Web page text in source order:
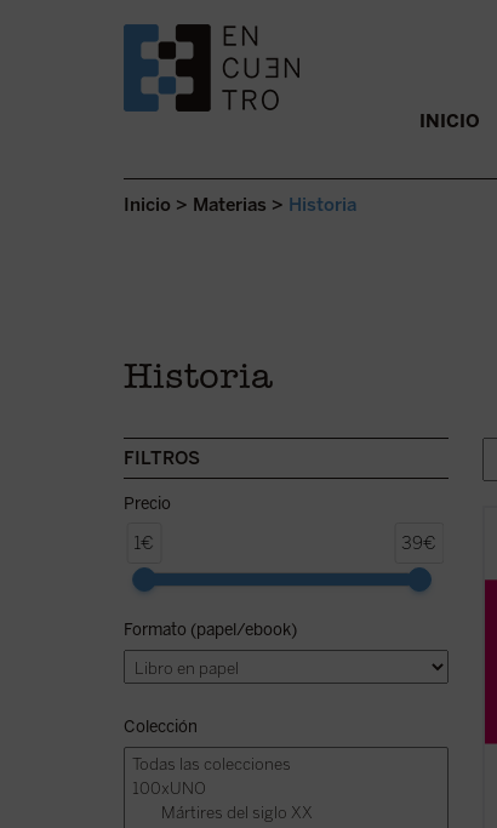
SALTAR AL CONTENIDO. INICIO
Inicio > Materias > Historia
Historia
FILTROS
Precio
1€ 39€
Formato (papel/ebook)
Colección